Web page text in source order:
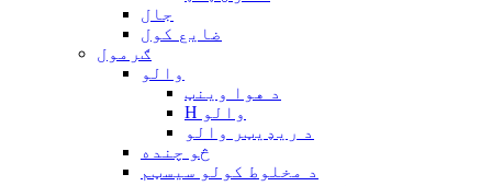
جال
ضایع کول
ګرمول
والو
د هوا وینټ
H والو
د ریډیټر والو
څو چنده
د مخلوط کولو سیسټم